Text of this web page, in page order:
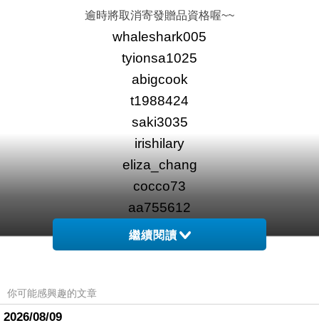
逾時將取消寄發贈品資格喔~~
whaleshark005
tyionsa1025
abigcook
t1988424
saki3035
irishilary
eliza_chang
cocco73
aa755612
6620
徵文題目：寫出「那些年我們一起追的戲劇」，
活動說明：徵文須滿100字，否則不列入評選資格。
活動贈品：PChome筆記本兩本~共十名。
繼續閱讀
你可能感興趣的文章
2026/08/09